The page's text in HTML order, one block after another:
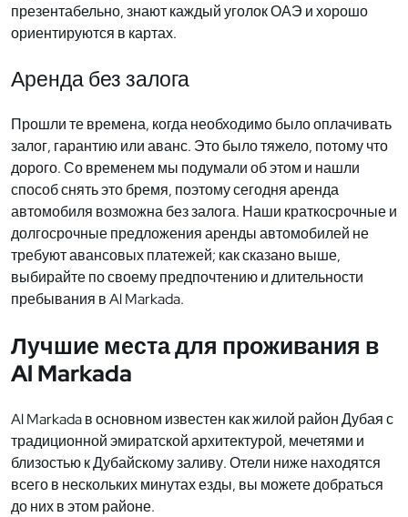
презентабельно, знают каждый уголок ОАЭ и хорошо
ориентируются в картах.
Аренда без залога
Прошли те времена, когда необходимо было оплачивать
залог, гарантию или аванс. Это было тяжело, потому что
дорого. Со временем мы подумали об этом и нашли
способ снять это бремя, поэтому сегодня аренда
автомобиля возможна без залога. Наши краткосрочные и
долгосрочные предложения аренды автомобилей не
требуют авансовых платежей; как сказано выше,
выбирайте по своему предпочтению и длительности
пребывания в Al Markada.
Лучшие места для проживания в
Al Markada
Al Markada в основном известен как жилой район Дубая с
традиционной эмиратской архитектурой, мечетями и
близостью к Дубайскому заливу. Отели ниже находятся
всего в нескольких минутах езды, вы можете добраться
до них в этом районе.